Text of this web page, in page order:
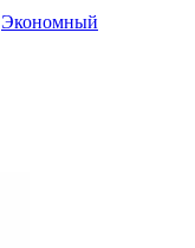
Экономный